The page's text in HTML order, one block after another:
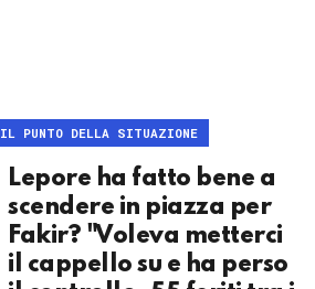
IL PUNTO DELLA SITUAZIONE
Lepore ha fatto bene a
scendere in piazza per
Fakir? "Voleva metterci
il cappello su e ha perso